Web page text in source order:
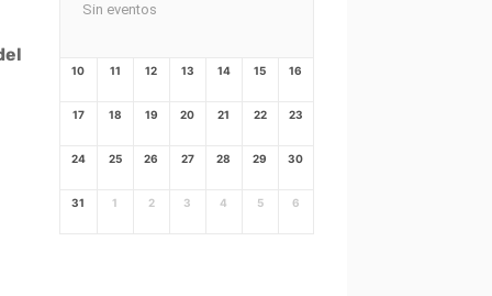
Sin eventos
10 11 12 13 14 15 16
17 18 19 20 21 22 23
24 25 26 27 28 29 30
31 1 2 3 4 5 6